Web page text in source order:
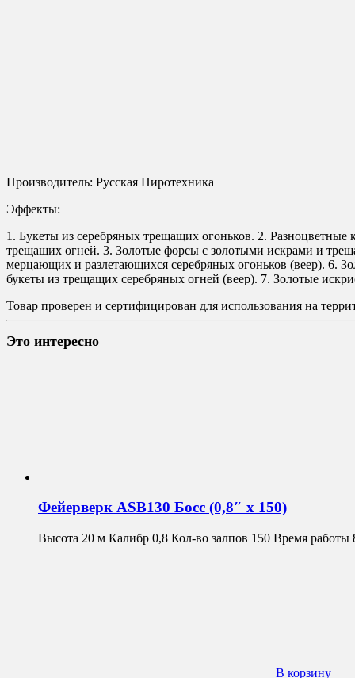
Производитель: Русская Пиротехника
Эффекты:
1. Букеты из серебряных трещащих огоньков. 2.
трещащих огней. 3. Золотые форсы с золотыми искрами и
мерцающих и разлетающихся серебряных огоньков (веер). 6.
букеты из трещащих серебряных огней (веер). 7. Золотые
Товар проверен и сертифицирован для использования на
Это интересно
Фейерверк ASB130 Босс (0,8″ х 150)
Высота 20 м Калибр 0,8 Кол-во залпов 150 Время работы
В корзину